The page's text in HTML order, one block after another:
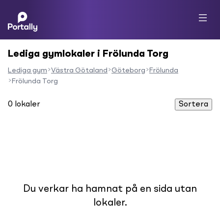
Lediga gymlokaler i Frölunda Torg
Lediga gym Västra Götaland Göteborg
Frölunda
Frölunda Torg
0 lokaler Sortera
Du verkar ha hamnat på en sida utan
lokaler.